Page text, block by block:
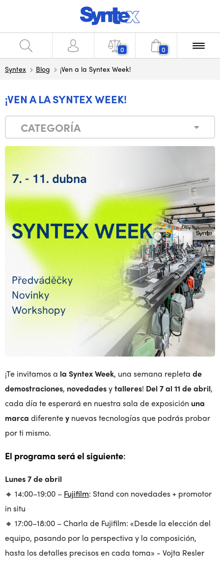
0 0
Syntex Blog ¡Ven a la Syntex Week!
¡VEN A LA SYNTEX WEEK!
CATEGORÍA
¡Te invitamos a la Syntex Week, una semana repleta de
demostraciones, novedadesytalleres! Del 7 al 11 de abril,
cada día te esperará en nuestra sala de exposición una
marca diferentey nuevas tecnologías que podrás probar
por ti mismo.
El programa será el siguiente:
Lunes 7 de abril
🔸 14:00–19:00 – Fujifilm: Stand con novedades + promotor
in situ
🔸 17:00–18:00 – Charla de Fujifilm: «Desde la elección del
equipo, pasando por la perspectiva y la composición,
hasta los detalles precisos en cada toma» - Vojta Resler